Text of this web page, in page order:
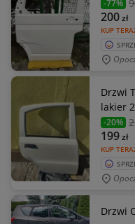
-77%
KUP
200zł
Drzwi
lakier
-20%
KUP
199zł
Drzwi